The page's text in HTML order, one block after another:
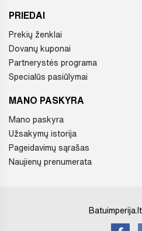
PRIEDAI
Prekių ženklai
Dovanų kuponai
Partnerystės programa
Specialūs pasiūlymai
MANO PASKYRA
Mano paskyra
Užsakymų istorija
Pageidavimų sąrašas
Naujienų prenumerata